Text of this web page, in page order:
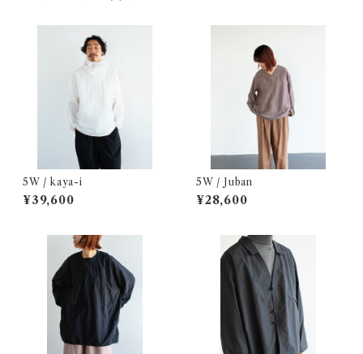
5W / kaya-i
¥39,600
5W / Juban
¥28,600